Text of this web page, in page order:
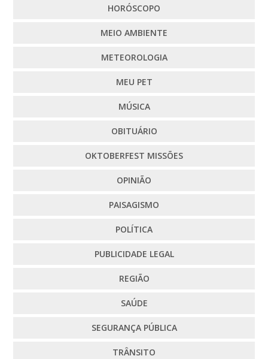
HORÓSCOPO
MEIO AMBIENTE
METEOROLOGIA
MEU PET
MÚSICA
OBITUÁRIO
OKTOBERFEST MISSÕES
OPINIÃO
PAISAGISMO
POLÍTICA
PUBLICIDADE LEGAL
REGIÃO
SAÚDE
SEGURANÇA PÚBLICA
TRÂNSITO